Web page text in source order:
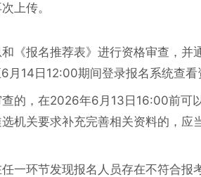
上传。
《报名推荐表》进行资格审查，并
14日12:00期间登录报名系统查看
的，在2026年6月13日16:00前可
机关要求补充完善相关资料的，应
一环节发现报名人员存在不符合报